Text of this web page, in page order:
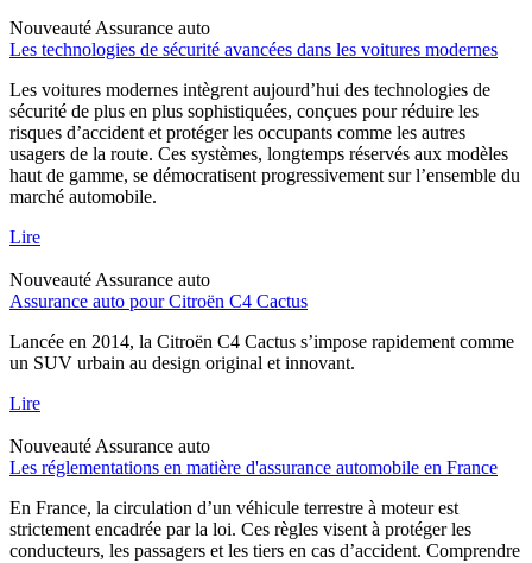
Nouveauté Assurance auto
Les technologies de sécurité avancées dans les voitures modernes
Les voitures modernes intègrent aujourd’hui des technologies de
sécurité de plus en plus sophistiquées, conçues pour réduire les
risques d’accident et protéger les occupants comme les autres
usagers de la route. Ces systèmes, longtemps réservés aux modèles
haut de gamme, se démocratisent progressivement sur l’ensemble du
marché automobile.
Lire
Nouveauté Assurance auto
Assurance auto pour Citroën C4 Cactus
Lancée en 2014, la Citroën C4 Cactus s’impose rapidement comme
un SUV urbain au design original et innovant.
Lire
Nouveauté Assurance auto
Les réglementations en matière d'assurance automobile en France
En France, la circulation d’un véhicule terrestre à moteur est
strictement encadrée par la loi. Ces règles visent à protéger les
conducteurs, les passagers et les tiers en cas d’accident. Comprendre